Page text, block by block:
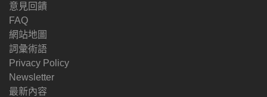
意見回饋
FAQ
網站地圖
詞彙術語
Privacy Policy
Newsletter
最新內容